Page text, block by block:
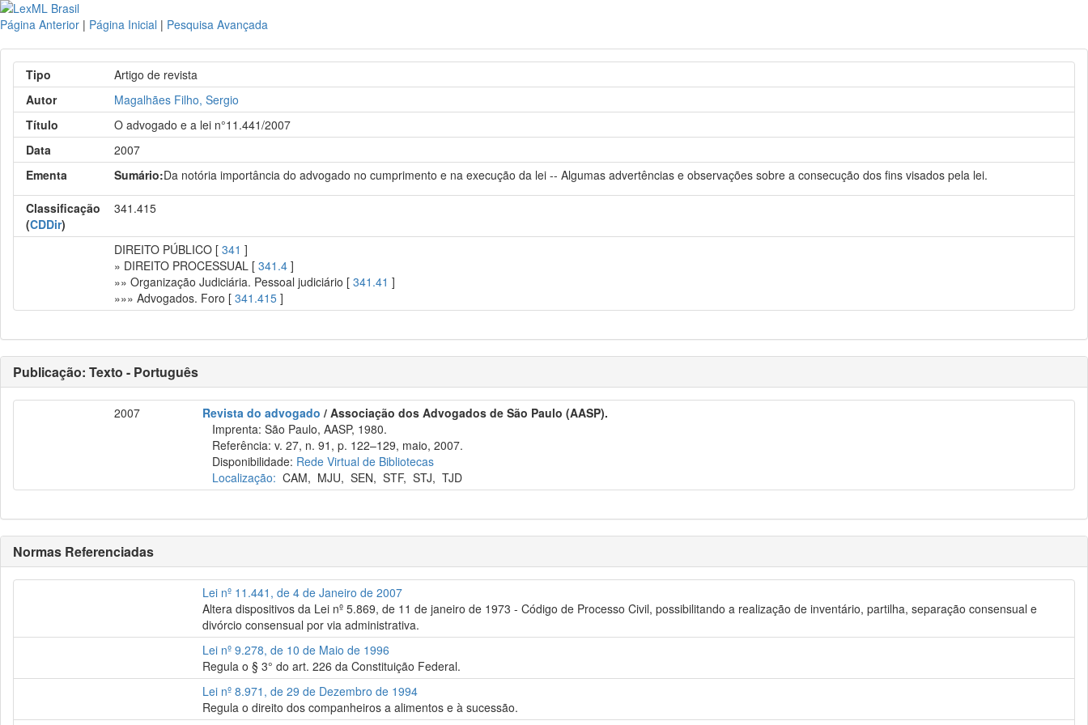
Página Anterior | Página Inicial | Pesquisa Avançada
Tipo
Artigo de revista
Autor
Magalhães Filho, Sergio
Título
O advogado e a lei n°11.441/2007
Data
2007
Ementa
Sumário:Da notória importância do advogado no cumprimento e na execução da lei -- Algumas advertências e observações sobre a consecução dos fins visados pela lei.
Classificação
(CDDir)
341.415
DIREITO PÚBLICO [341 ]
» DIREITO PROCESSUAL [341.4 ]
»» Organização Judiciária. Pessoal judiciário [341.41 ]
»»» Advogados. Foro [341.415 ]
Publicação: Texto - Português
2007 Revista do advogado / Associação dos Advogados de São Paulo (AASP).
Imprenta: São Paulo, AASP, 1980.
Referência: v. 27, n. 91, p. 122–129, maio, 2007.
Disponibilidade: Rede Virtual de Bibliotecas
Localização: CAM, MJU,SEN,STF,STJ,TJD
Normas Referenciadas
Lei nº 11.441, de 4 de Janeiro de 2007
Altera dispositivos da Lei nº 5.869, de 11 de janeiro de 1973 - Código de Processo Civil, possibilitando a realização de inventário, partilha, separação consensual e
divórcio consensual por via administrativa.
Lei nº 9.278, de 10 de Maio de 1996
Regula o § 3° do art. 226 da Constituição Federal.
Lei nº 8.971, de 29 de Dezembro de 1994
Regula o direito dos companheiros a alimentos e à sucessão.